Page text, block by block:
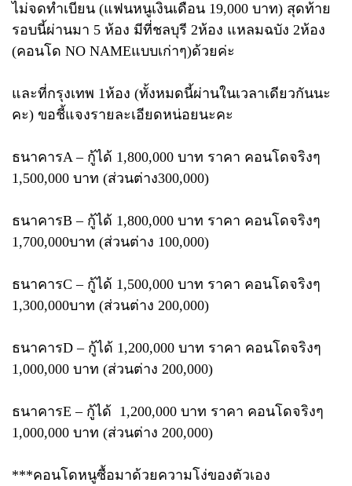
ไม่จดทำเบียน (แฟนหนูเงินเดือน 19,000 บาท) สุดท้าย
รอบนี้ผ่านมา 5 ห้อง มีที่ชลบุรี 2ห้อง แหลมฉบัง 2ห้อง
(คอนโด NO NAMEแบบเก่าๆ)ด้วยค่ะ
และที่กรุงเทพ 1ห้อง (ทั้งหมดนี้ผ่านในเวลาเดียวกันนะ
คะ) ขอชี้แจงรายละเอียดหน่อยนะคะ
ธนาคารA – กู้ได้ 1,800,000 บาท ราคา คอนโดจริงๆ
1,500,000 บาท (ส่วนต่าง300,000)
ธนาคารB – กู้ได้ 1,800,000 บาท ราคา คอนโดจริงๆ
1,700,000บาท (ส่วนต่าง 100,000)
ธนาคารC – กู้ได้ 1,500,000 บาท ราคา คอนโดจริงๆ
1,300,000บาท (ส่วนต่าง 200,000)
ธนาคารD – กู้ได้ 1,200,000 บาท ราคา คอนโดจริงๆ
1,000,000 บาท (ส่วนต่าง 200,000)
ธนาคารE – กู้ได้ 1,200,000 บาท ราคา คอนโดจริงๆ
1,000,000 บาท (ส่วนต่าง 200,000)
***คอนโดหนูซื้อมาด้วยความโง่ของตัวเอง